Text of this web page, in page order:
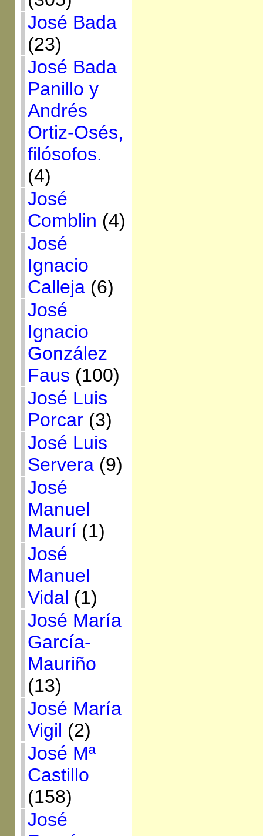
José Bada
(23)
José Bada
Panillo y
Andrés
Ortiz-Osés,
filósofos.
(4)
José
Comblin (4)
José
Ignacio
Calleja(6)
José
Ignacio
González
Faus (100)
José Luis
Porcar(3)
José Luis
Servera(9)
José
Manuel
Maurí(1)
José
Manuel
Vidal (1)
José María
García-
Mauriño
(13)
José María
Vigil (2)
José Mª
Castillo
(158)
José